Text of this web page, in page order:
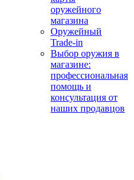
оружейного
магазина
Оружейный
Trade-in
Выбор оружия в
магазине:
профессиональная
помощь и
консультация от
наших продавцов